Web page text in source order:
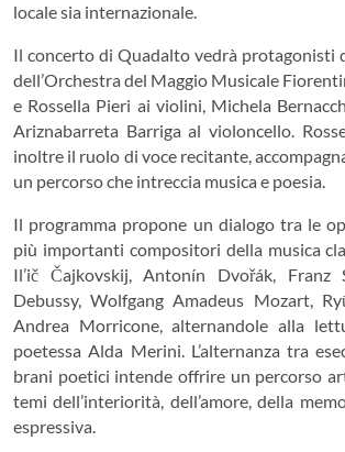
locale sia internazionale.
Il concerto di Quadalto vedrà protagonisti
dell’Orchestra del Maggio Musicale
e Rossella Pieri ai violini, Michela
Ariznabarreta Barriga al violoncello.
inoltre il ruolo di voce recitante,
un percorso che intreccia musica e poesia.
Il programma propone un dialogo tra le
più importanti compositori della musica
Il’ič Čajkovskij, Antonín Dvořák, Franz
Debussy, Wolfgang Amadeus Mozart,
Andrea Morricone, alternandole alla
poetessa Alda Merini. L’alternanza tra
brani poetici intende offrire un percorso
temi dell’interiorità, dell’amore, della
espressiva.